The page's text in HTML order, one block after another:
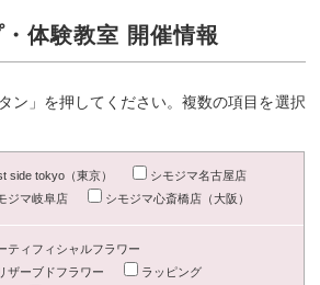
体験教室 開催情報
ン」を押してください。複数の項目を選択
side tokyo（東京）
シモジマ名古屋店
ジマ岐阜店
シモジマ心斎橋店（大阪）
ティフィシャルフラワー
ザーブドフラワー
ラッピング